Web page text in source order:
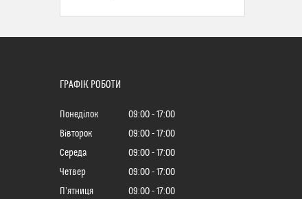
ГРАФІК РОБОТИ
Понеділок 09:00
17:00
Вівторок
09:00
17:00
Середа
09:00
17:00
Четвер
09:00
17:00
Пʼятниця
09:00 17:00